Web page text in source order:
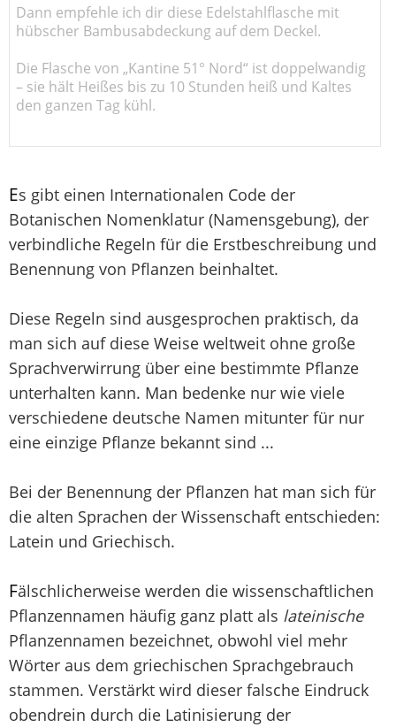
Dann empfehle ich dir diese Edelstahlflasche mit
hübscher Bambusabdeckung auf dem Deckel.
Die Flasche von „Kantine 51° Nord“ ist doppelwandig
– sie hält Heißes bis zu 10 Stunden heiß und Kaltes
den ganzen Tag kühl.
Es gibt einen Internationalen Code der
Botanischen Nomenklatur (Namensgebung), der
verbindliche Regeln für die Erstbeschreibung und
Benennung von Pflanzen beinhaltet.
Diese Regeln sind ausgesprochen praktisch, da
man sich auf diese Weise weltweit ohne große
Sprachverwirrung über eine bestimmte Pflanze
unterhalten kann. Man bedenke nur wie viele
verschiedene deutsche Namen mitunter für nur
eine einzige Pflanze bekannt sind ...
Bei der Benennung der Pflanzen hat man sich für
die alten Sprachen der Wissenschaft entschieden:
Latein und Griechisch.
Fälschlicherweise werden die wissenschaftlichen
Pflanzennamen häufig ganz platt als lateinische
Pflanzennamen bezeichnet, obwohl viel mehr
Wörter aus dem griechischen Sprachgebrauch
stammen. Verstärkt wird dieser falsche Eindruck
obendrein durch die Latinisierung der